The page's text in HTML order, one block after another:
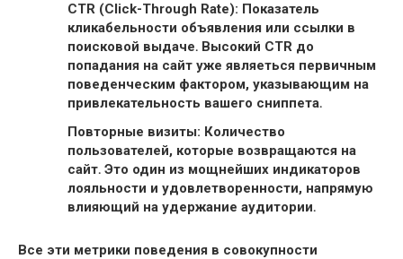
CTR (Click-Through Rate): Показатель
кликабельности объявления или ссылки в
поисковой выдаче․ Высокий CTR до
попадания на сайт уже являеться первичным
поведенческим фактором, указывающим на
привлекательность вашего сниппета․
Повторные визиты: Количество
пользователей, которые возвращаются на
сайт․ Это один из мощнейших индикаторов
лояльности и удовлетворенности, напрямую
влияющий на удержание аудитории․
Все эти метрики поведения в совокупности